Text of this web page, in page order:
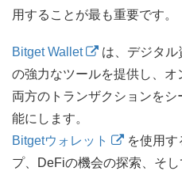
用することが最も重要です。
Bitget Wallet
は、デジタ
の強力なツールを提供し、
両方のトランザクションを
能にします。
Bitgetウォレット
を使用
プ、DeFiの機会の探索、そ